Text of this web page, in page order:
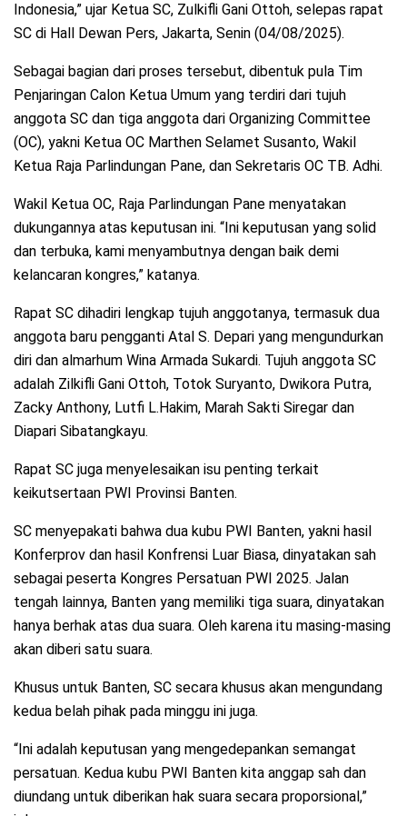
Indonesia,” ujar Ketua SC, Zulkifli Gani Ottoh, selepas rapat
SC di Hall Dewan Pers, Jakarta, Senin (04/08/2025).
Sebagai bagian dari proses tersebut, dibentuk pula Tim
Penjaringan Calon Ketua Umum yang terdiri dari tujuh
anggota SC dan tiga anggota dari Organizing Committee
(OC), yakni Ketua OC Marthen Selamet Susanto, Wakil
Ketua Raja Parlindungan Pane, dan Sekretaris OC TB. Adhi.
Wakil Ketua OC, Raja Parlindungan Pane menyatakan
dukungannya atas keputusan ini. “Ini keputusan yang solid
dan terbuka, kami menyambutnya dengan baik demi
kelancaran kongres,” katanya.
Rapat SC dihadiri lengkap tujuh anggotanya, termasuk dua
anggota baru pengganti Atal S. Depari yang mengundurkan
diri dan almarhum Wina Armada Sukardi. Tujuh anggota SC
adalah Zilkifli Gani Ottoh, Totok Suryanto, Dwikora Putra,
Zacky Anthony, Lutfi L.Hakim, Marah Sakti Siregar dan
Diapari Sibatangkayu.
Rapat SC juga menyelesaikan isu penting terkait
keikutsertaan PWI Provinsi Banten.
SC menyepakati bahwa dua kubu PWI Banten, yakni hasil
Konferprov dan hasil Konfrensi Luar Biasa, dinyatakan sah
sebagai peserta Kongres Persatuan PWI 2025. Jalan
tengah lainnya, Banten yang memiliki tiga suara, dinyatakan
hanya berhak atas dua suara. Oleh karena itu masing-masing
akan diberi satu suara.
Khusus untuk Banten, SC secara khusus akan mengundang
kedua belah pihak pada minggu ini juga.
“Ini adalah keputusan yang mengedepankan semangat
persatuan. Kedua kubu PWI Banten kita anggap sah dan
diundang untuk diberikan hak suara secara proporsional,”